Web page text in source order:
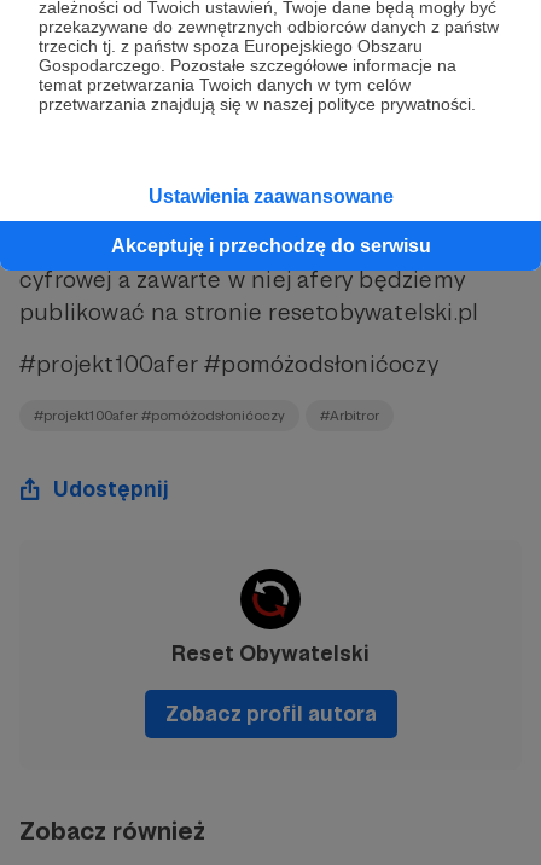
zależności od Twoich ustawień, Twoje dane będą mogły być
przekazywane do zewnętrznych odbiorców danych z państw
trzecich tj. z państw spoza Europejskiego Obszaru
Gospodarczego. Pozostałe szczegółowe informacje na
temat przetwarzania Twoich danych w tym celów
przetwarzania znajdują się w naszej polityce prywatności.
Ustawienia zaawansowane
Akceptuję i przechodzę do serwisu
lekarskich i weterynaryjnych, wszędzie tam,
gdzie możemy z nią trafić do odbiorców w
małych miejscowościach.
wykluczonych-informacyjnie
Broszura będzie też dostępna w formie
cyfrowej a zawarte w niej afery będziemy
publikować na stronie resetobywatelski.pl
#projekt100afer #pomóżodsłonićoczy
#projekt100afer #pomóżodsłonićoczy #Arbitror
Udostępnij
Reset Obywatelski
Zobacz profil autora
Zobacz również